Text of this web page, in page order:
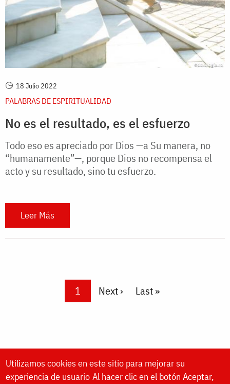
18 Julio 2022
PALABRAS DE ESPIRITUALIDAD
No es el resultado, es el esfuerzo
Todo eso es apreciado por Dios —a Su manera, no
“humanamente”—, porque Dios no recompensa el
acto y su resultado, sino tu esfuerzo.
Leer Más
Current page
1 Next page
Next › Last page
Last »
Utilizamos cookies en este sitio para mejorar su
experiencia de usuario Al hacer clic en el botón Aceptar,